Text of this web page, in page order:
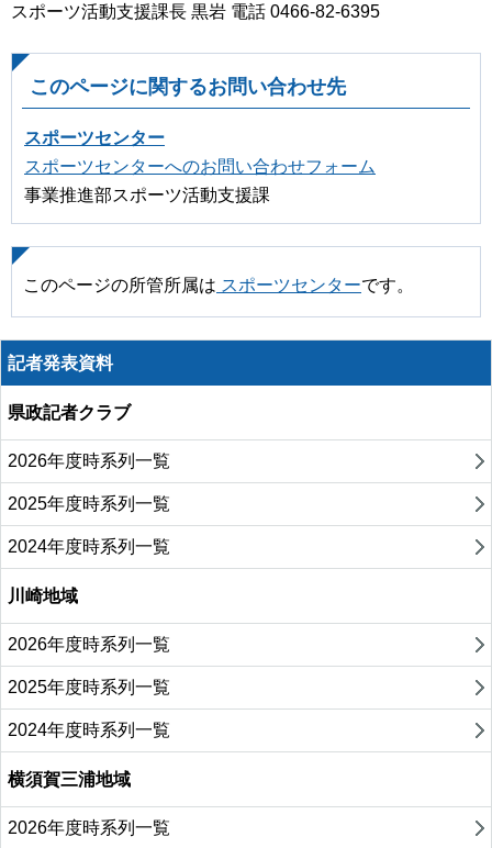
スポーツ活動支援課長 黒岩 電話 0466-82-6395
このページに関するお問い合わせ先
スポーツセンター
スポーツセンターへのお問い合わせフォーム
事業推進部スポーツ活動支援課
このページの所管所属は スポーツセンターです。
記者発表資料
県政記者クラブ
2026年度時系列一覧
2025年度時系列一覧
2024年度時系列一覧
川崎地域
2026年度時系列一覧
2025年度時系列一覧
2024年度時系列一覧
横須賀三浦地域
2026年度時系列一覧